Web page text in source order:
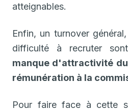
atteignables.
Enfin, un turnover
difficulté à recruter
manque d'attractivité
rémunération à la
Pour faire face à cette